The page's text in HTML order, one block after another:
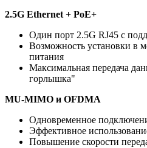
2.5G Ethernet + PoE+
Один порт 2.5G RJ45 с
Возможность установки в
питания
Максимальная передача
горлышка"
MU-MIMO и OFDMA
Одновременное
Эффективное
Повышение скорости